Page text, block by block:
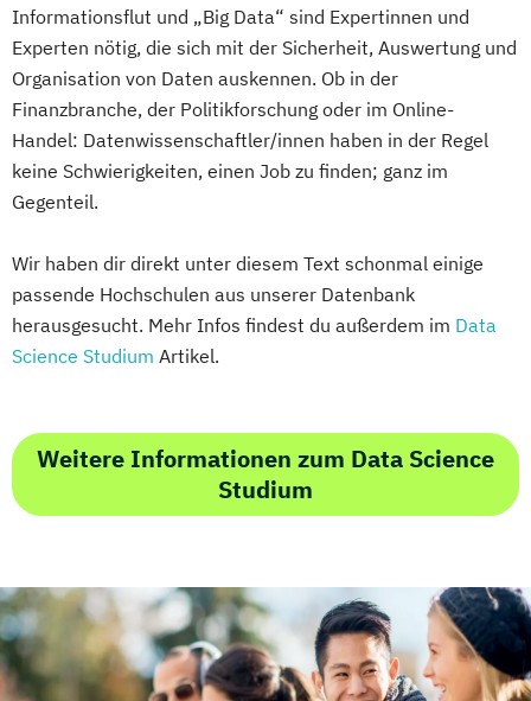
Informationsflut und „Big Data“ sind Expertinnen und
Experten nötig, die sich mit der Sicherheit, Auswertung und
Organisation von Daten auskennen. Ob in der
Finanzbranche, der Politikforschung oder im Online-
Handel: Datenwissenschaftler/innen haben in der Regel
keine Schwierigkeiten, einen Job zu finden; ganz im
Gegenteil.
Wir haben dir direkt unter diesem Text schonmal einige
passende Hochschulen aus unserer Datenbank
herausgesucht. Mehr Infos findest du außerdem im Data
Science Studium Artikel.
Weitere Informationen zum Data Science
Studium